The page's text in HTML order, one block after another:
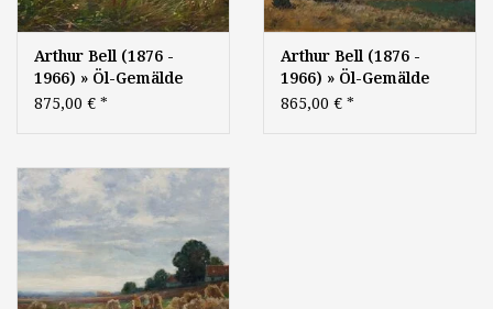
Arthur Bell (1876 -
1966) » Öl-Gemälde
Naturalismus Wald
Malerschule
875,00 € *
Arthur Bell (1876 -
1966) » Öl-Gemälde
Realismus Herbst
865,00 € *